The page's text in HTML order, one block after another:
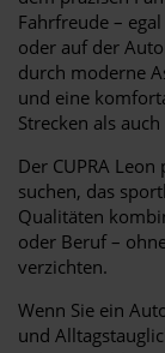
Fahrfreude –
oder auf der
durch moderne
und eine
Strecken als
Der CUPRA
suchen, das
Qualitäten
oder Beruf –
verzichten.
Wenn Sie ein
und